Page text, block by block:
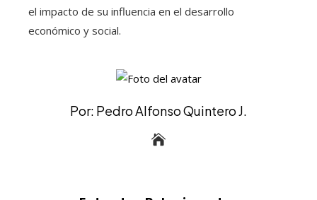
el impacto de su influencia en el desarrollo
económico y social.
Por: Pedro Alfonso Quintero J.